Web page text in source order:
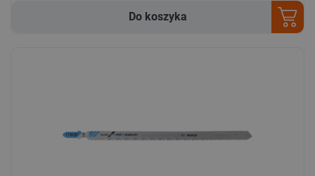
Do koszyka